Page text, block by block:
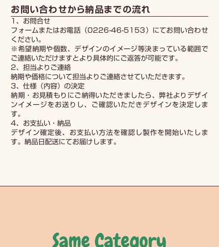
お問い合わせから納品までの流れ
1、お問合せ
フォームまたはお電話（0226-46-5153）にてお問い合わせ
ください。
※希望納期や個数、デザインのイメージ等決まっている範囲で
ご連絡いただけますとより具体的にご返答が可能です。
2、担当よりご連絡
納期や価格について担当よりご連絡させていただきます。
3、仕様（内容）の決定
納期・お見積もりにご納得いただきましたら、弊社よりデザイ
ンイメージをお送りし、ご確認いただきデザインを決定しま
す。
4、お支払い・納品
デザイン確定後、お支払い方法を確認し製作を開始いたしま
す。納品日配送にてお届けします。
Same Category